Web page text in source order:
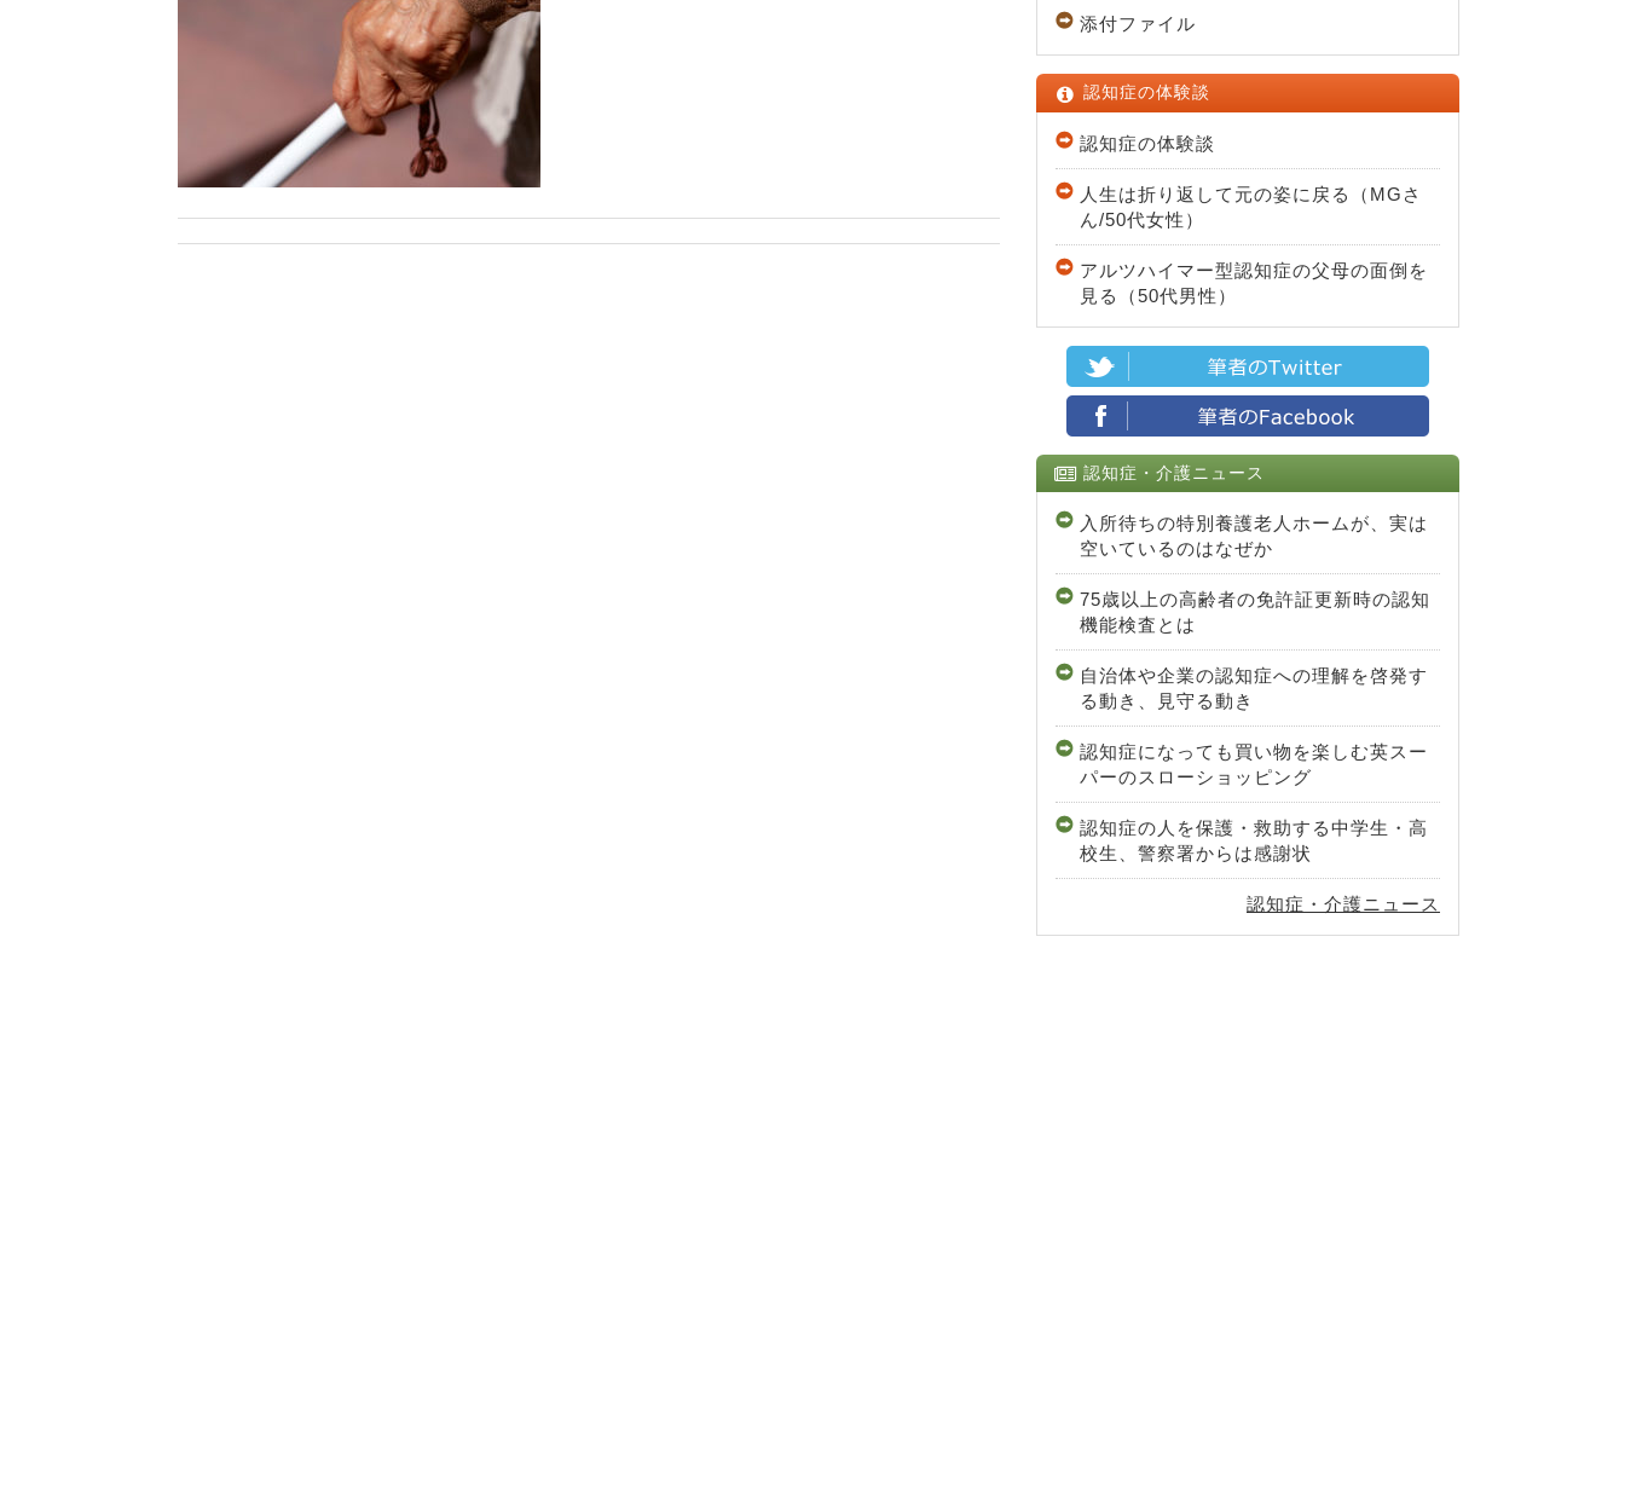
添付ファイル
認知症の体験談
認知症の体験談
人生は折り返して元の姿に戻る（MGさ
ん/50代女性）
アルツハイマー型認知症の父母の面倒を
見る（50代男性）
認知症・介護ニュース
入所待ちの特別養護老人ホームが、実は
空いているのはなぜか
75歳以上の高齢者の免許証更新時の認知
機能検査とは
自治体や企業の認知症への理解を啓発す
る動き、見守る動き
認知症になっても買い物を楽しむ英スー
パーのスローショッピング
認知症の人を保護・救助する中学生・高
校生、警察署からは感謝状
認知症・介護ニュース